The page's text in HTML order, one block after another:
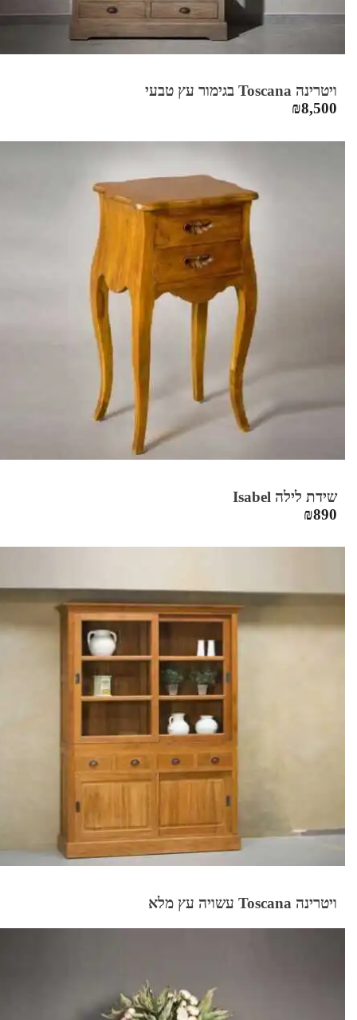
ויטרינה Toscana בגימור עץ טבעי
₪8,500
שידת לילה Isabel
₪890
ויטרינה Toscana עשויה עץ מלא